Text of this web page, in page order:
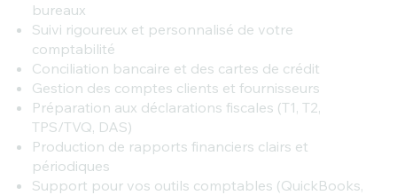
bureaux
Suivi rigoureux et personnalisé de votre
comptabilité
Conciliation bancaire et des cartes de crédit
Gestion des comptes clients et fournisseurs
Préparation aux déclarations fiscales (T1, T2,
TPS/TVQ, DAS)
Production de rapports financiers clairs et
périodiques
Support pour vos outils comptables (QuickBooks,